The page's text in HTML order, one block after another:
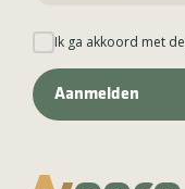
Ik ga akkoord met de